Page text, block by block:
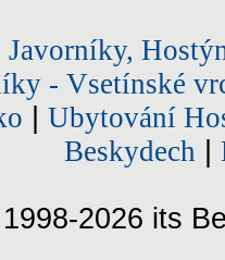
- Vsetínské
Ubytování
Beskydech
2026 its